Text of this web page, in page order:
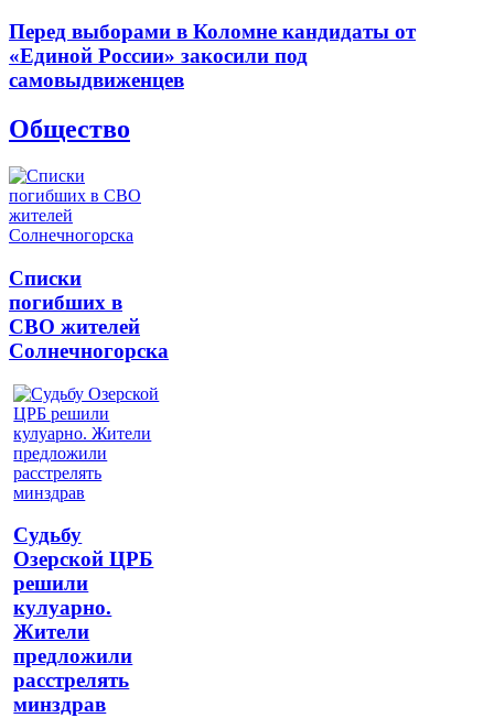
Перед выборами в Коломне кандидаты от
«Единой России» закосили под
самовыдвиженцев
Общество
Списки
погибших в
СВО жителей
Солнечногорска
Судьбу
Озерской ЦРБ
решили
кулуарно.
Жители
предложили
расстрелять
минздрав